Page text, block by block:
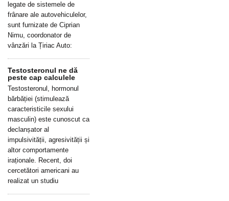
legate de sistemele de
frânare ale autovehiculelor,
sunt furnizate de Ciprian
Nimu, coordonator de
vânzări la Țiriac Auto:
Testosteronul ne dă
peste cap calculele
Testosteronul, hormonul
bărbăției (stimulează
caracteristicile sexului
masculin) este cunoscut ca
declanșator al
impulsivității, agresivității și
altor comportamente
iraționale. Recent, doi
cercetători americani au
realizat un studiu